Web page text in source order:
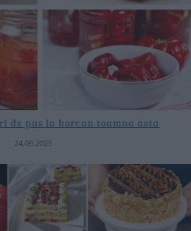
de pus la borcan toamna asta
24.09.2025